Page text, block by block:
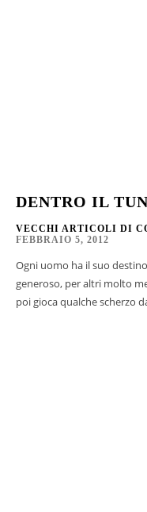
DENTRO IL
VECCHI ARTICOLI DI
FEBBRAIO 5, 2012
Ogni uomo ha il suo
generoso, per altri molto
poi gioca qualche scherzo